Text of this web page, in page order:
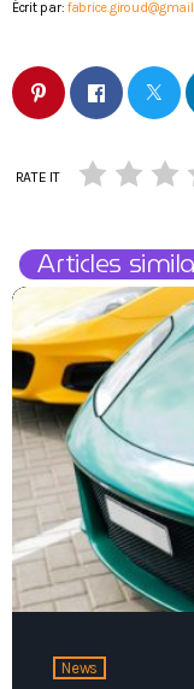
Écrit par:
RATE IT
Articles
News